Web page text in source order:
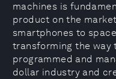
machines is
product on the
smartphones to
transforming the way
programmed and
dollar industry and